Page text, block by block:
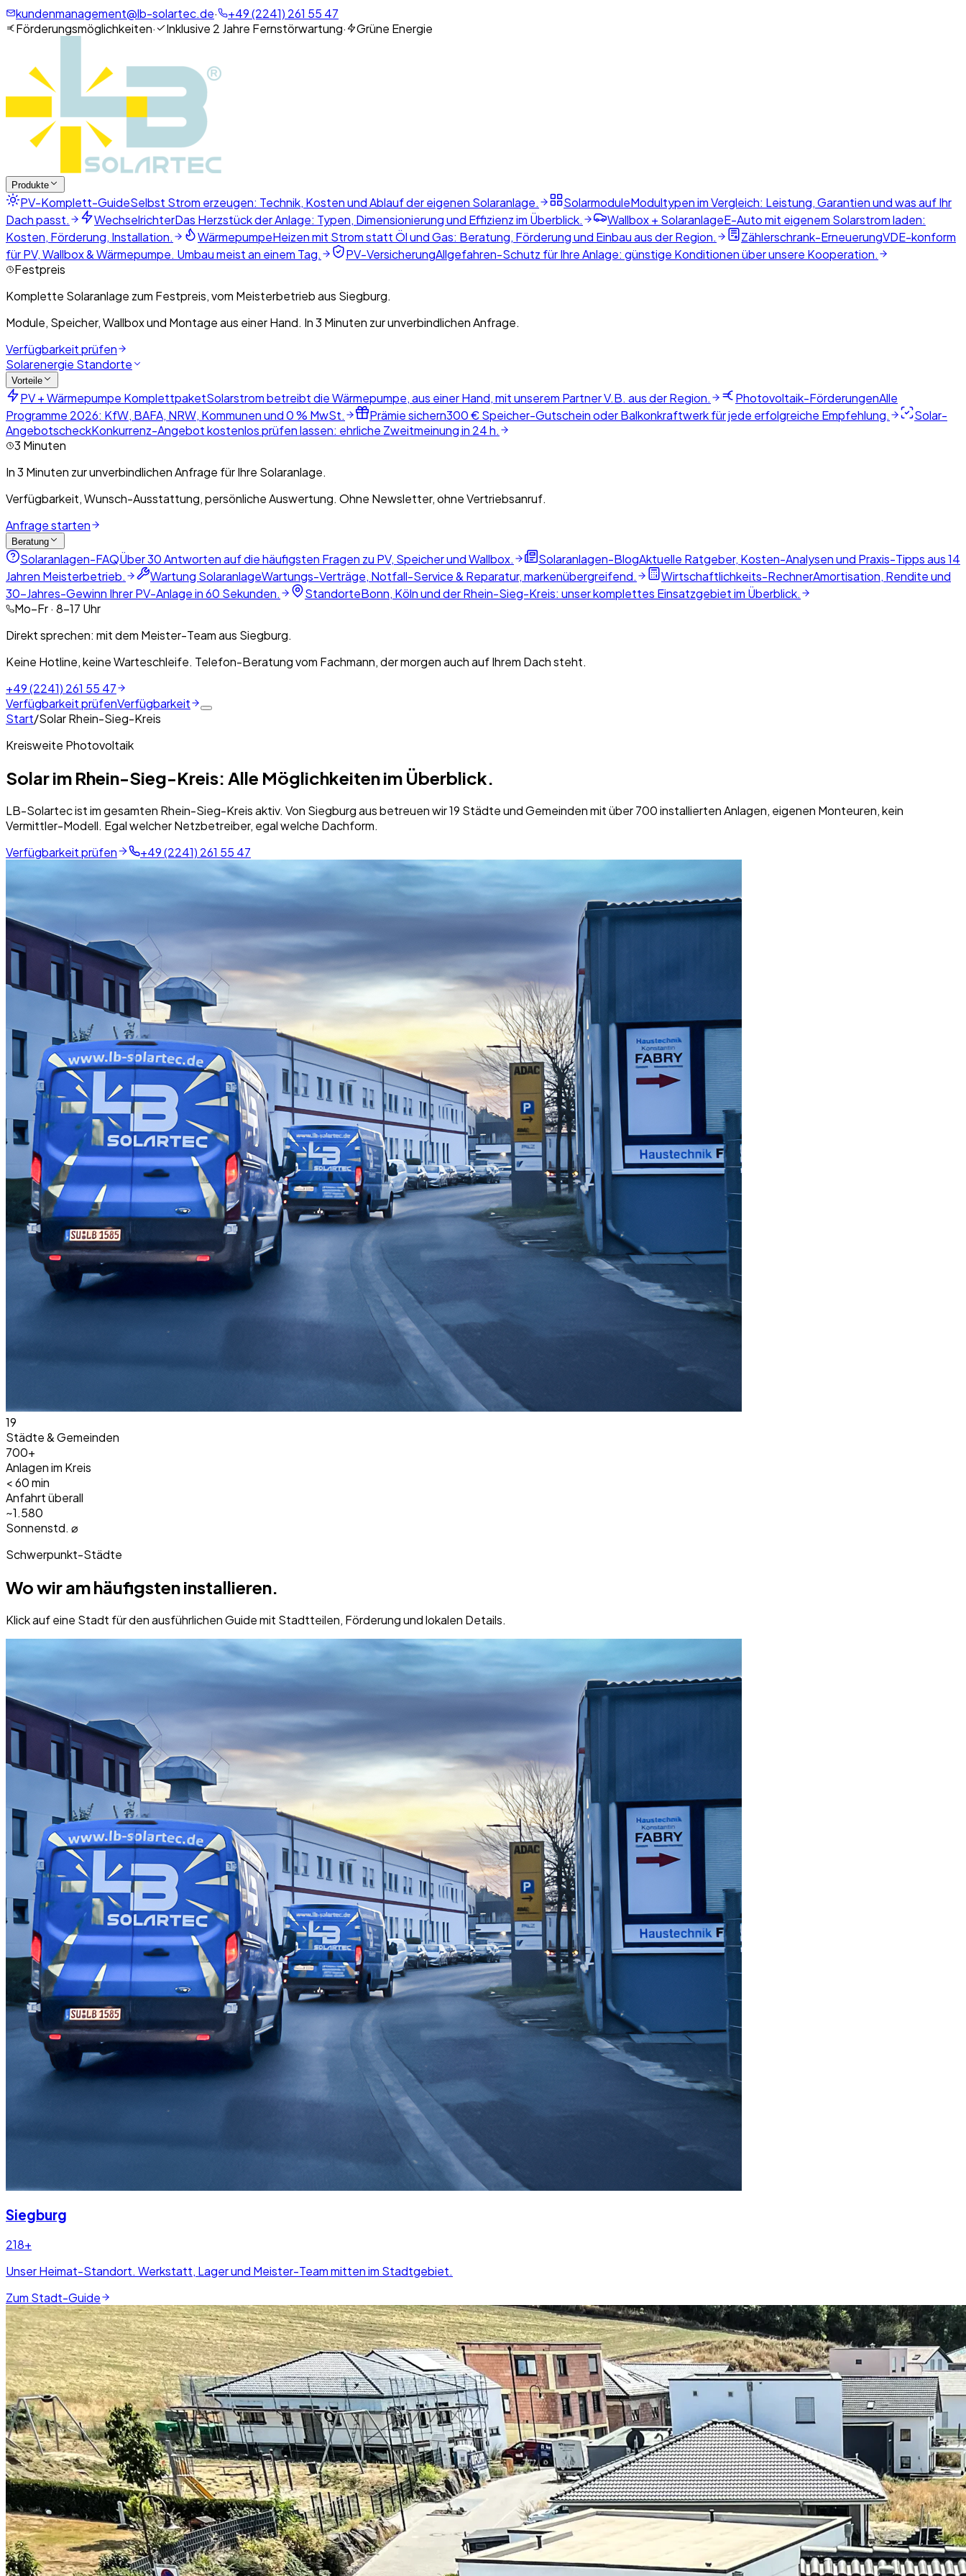
kundenmanagement@lb-solartec.de·
+49 (2241) 261 55 47
Förderungsmöglichkeiten· Inklusive 2 Jahre Fernstörwartung· Grüne Energie
Produkte
PV-Komplett-GuideSelbst Strom erzeugen: Technik, Kosten und Ablauf der eigenen Solaranlage. SolarmoduleModultypen im Vergleich: Leistung, Garantien und was auf Ihr
Dach passt.
WechselrichterDas Herzstück der Anlage: Typen, Dimensionierung und Effizienz im Überblick. Wallbox + SolaranlageE-Auto mit eigenem Solarstrom laden:
Kosten, Förderung, Installation.
WärmepumpeHeizen mit Strom statt Öl und Gas: Beratung, Förderung und Einbau aus der Region. Zählerschrank-ErneuerungVDE-konform
für PV, Wallbox & Wärmepumpe. Umbau meist an einem Tag.
PV-VersicherungAllgefahren-Schutz für Ihre Anlage: günstige Konditionen über unsere Kooperation.
Festpreis
Komplette Solaranlage zum Festpreis, vom Meisterbetrieb aus Siegburg.
Module, Speicher, Wallbox und Montage aus einer Hand. In 3 Minuten zur unverbindlichen Anfrage.
Verfügbarkeit prüfen
Solarenergie Standorte
Vorteile
PV + Wärmepumpe KomplettpaketSolarstrom betreibt die Wärmepumpe, aus einer Hand, mit unserem Partner V.B. aus der Region. Photovoltaik-FörderungenAlle
Programme 2026: KfW, BAFA, NRW, Kommunen und 0 % MwSt.
Prämie sichern300 € Speicher-Gutschein oder Balkonkraftwerk für jede erfolgreiche Empfehlung.
Solar-
AngebotscheckKonkurrenz-Angebot kostenlos prüfen lassen: ehrliche Zweitmeinung in 24 h.
3 Minuten
In 3 Minuten zur unverbindlichen Anfrage für Ihre Solaranlage.
Verfügbarkeit, Wunsch-Ausstattung, persönliche Auswertung. Ohne Newsletter, ohne Vertriebsanruf.
Anfrage starten
Beratung
Solaranlagen-FAQÜber 30 Antworten auf die häufigsten Fragen zu PV, Speicher und Wallbox. Solaranlagen-BlogAktuelle Ratgeber, Kosten-Analysen und Praxis-Tipps aus 14
Jahren Meisterbetrieb.
Wartung SolaranlageWartungs-Verträge, Notfall-Service & Reparatur, markenübergreifend. Wirtschaftlichkeits-RechnerAmortisation, Rendite und
30-Jahres-Gewinn Ihrer PV-Anlage in 60 Sekunden.
StandorteBonn, Köln und der Rhein-Sieg-Kreis: unser komplettes Einsatzgebiet im Überblick.
Mo–Fr · 8–17 Uhr
Direkt sprechen: mit dem Meister-Team aus Siegburg.
Keine Hotline, keine Warteschleife. Telefon-Beratung vom Fachmann, der morgen auch auf Ihrem Dach steht.
+49 (2241) 261 55 47
Verfügbarkeit prüfenVerfügbarkeit
Start/Solar Rhein-Sieg-Kreis
Kreisweite Photovoltaik
Solar im Rhein-Sieg-Kreis: Alle Möglichkeiten im Überblick.
LB-Solartec ist im gesamten Rhein-Sieg-Kreis aktiv. Von Siegburg aus betreuen wir 19 Städte und Gemeinden mit über 700 installierten Anlagen, eigenen Monteuren, kein
Vermittler-Modell. Egal welcher Netzbetreiber, egal welche Dachform.
Verfügbarkeit prüfen
+49 (2241) 261 55 47
19
Städte & Gemeinden
700+
Anlagen im Kreis
< 60 min
Anfahrt überall
~1.580
Sonnenstd. ⌀
Schwerpunkt-Städte
Wo wir am häufigsten installieren.
Klick auf eine Stadt für den ausführlichen Guide mit Stadtteilen, Förderung und lokalen Details.
Siegburg
218+
Unser Heimat-Standort. Werkstatt, Lager und Meister-Team mitten im Stadtgebiet.
Zum Stadt-Guide